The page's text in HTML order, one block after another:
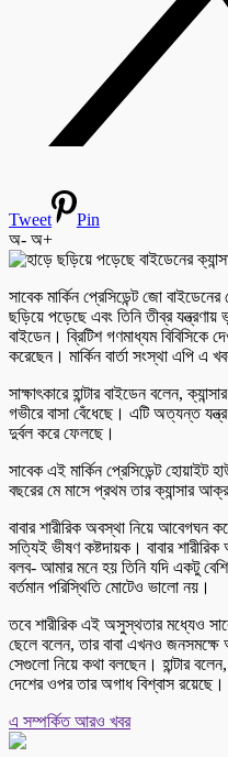
Tweet
Pin
অ- অ+
সাবেক মার্কিন প্রেসিডেন্ট জো
ছড়িয়ে পড়েছে এবং তিনি তীব্র যন্ত্রণায়
বাইডেন। ব্রিটিশ গণমাধ্যম বিবিসিকে
করেছেন। মার্কিন বার্তা সংস্থা এপি এ
সাক্ষাৎকারে হান্টার বাইডেন বলেন,
গভীরে বাসা বেঁধেছে। এটি অত্যন্ত
দুর্বল করে ফেলছে।
সাবেক এই মার্কিন প্রেসিডেন্ট হোয়াইট
বছরের মে মাসে প্রথম তার ক্যান্সার
বাবার শারীরিক অবস্থা নিয়ে আবেগঘন
সত্যিই ভীষণ কষ্টদায়ক। বাবার
বলব- আমার মনে হয় তিনি যদি একটু
বর্তমান পরিস্থিতি মোটেও ভালো নয়।
তবে শারীরিক এই অসুস্থতার মধ্যেও
ছেলে বলেন, তার বাবা এখনও
সেগুলো নিয়ে কথা বলছেন। হান্টার
দেশের ওপর তার অগাধ বিশ্বাস রয়েছে।
এ সম্পর্কিত আরও খবর